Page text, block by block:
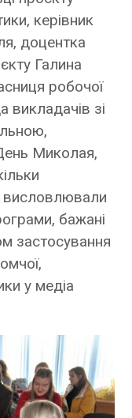
керівник
доцентка
Галина
робочої
викладачів зі
Миколая,
висловлювали
бажані
застосування
у медіа